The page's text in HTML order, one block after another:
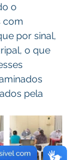
o
com
por sinal,
o que
pela